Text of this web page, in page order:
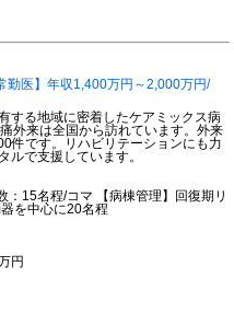
勤医】年収1,400万円～2,000万円/
する地域に密着したケアミックス病
外来は全国から訪れています。外来
件です。リハビリテーションにも力
ルで支援しています。
15名程/コマ 【病棟管理】回復期リ
を中心に20名程
円